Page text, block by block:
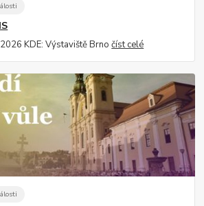
2026 KDE: Výstaviště Brnočíst celé